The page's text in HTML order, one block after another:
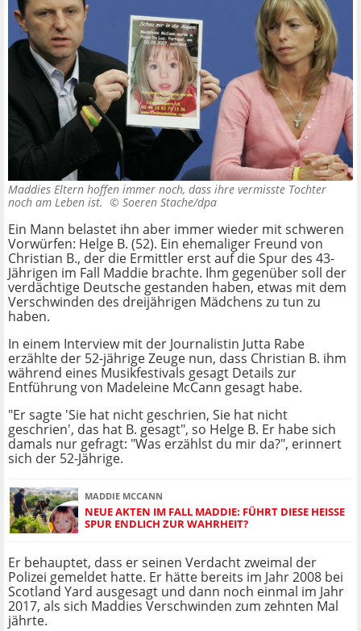
Maddies Eltern hoffen immer noch, dass ihre vermisste Tochter
noch am Leben ist. © Soeren Stache/dpa
Ein Mann belastet ihn aber immer wieder mit schweren
Vorwürfen: Helge B. (52). Ein ehemaliger Freund von
Christian B., der die Ermittler erst auf die Spur des 43-
Jährigen im Fall Maddie brachte. Ihm gegenüber soll der
verdächtige Deutsche gestanden haben, etwas mit dem
Verschwinden des dreijährigen Mädchens zu tun zu
haben.
In einem Interview mit der Journalistin Jutta Rabe
erzählte der 52-jährige Zeuge nun, dass Christian B. ihm
während eines Musikfestivals gesagt Details zur
Entführung von Madeleine McCann gesagt habe.
"Er sagte 'Sie hat nicht geschrien, Sie hat nicht
geschrien', das hat B. gesagt", so Helge B. Er habe sich
damals nur gefragt: "Was erzählst du mir da?", erinnert
sich der 52-Jährige.
MADDIE MCCANN
NEUE AKTEN IM FALL MADDIE: FÜHRT DIESE HEISSE S
PUR ENDLICH ZUR WAHRHEIT?
Er behauptet, dass er seinen Verdacht zweimal der
Polizei gemeldet hatte. Er hätte bereits im Jahr 2008 bei
Scotland Yard ausgesagt und dann noch einmal im Jahr
2017, als sich Maddies Verschwinden zum zehnten Mal
jährte.